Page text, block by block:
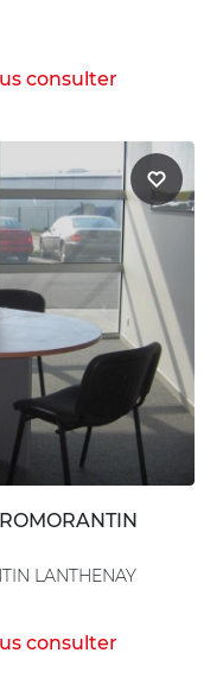
consulter
LANTHENAY
consulter